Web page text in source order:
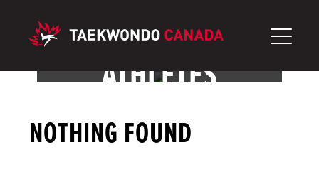
contenu
ATHLÈTES
NOTHING FOUND